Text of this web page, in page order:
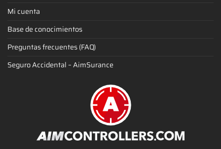
Mi cuenta
Base de conocimientos
Preguntas frecuentes (FAQ)
Seguro Accidental – AimSurance